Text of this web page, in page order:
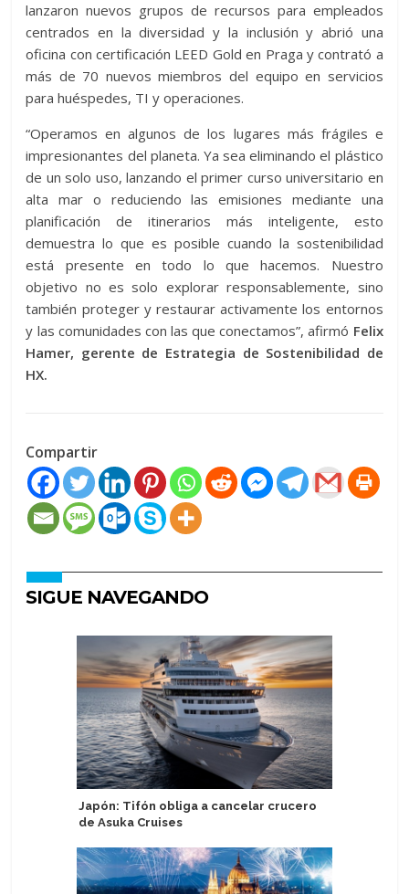
lanzaron nuevos grupos de recursos para empleados
centrados en la diversidad y la inclusión y abrió una
oficina con certificación LEED Gold en Praga y contrató a
más de 70 nuevos miembros del equipo en servicios
para huéspedes, TI y operaciones.
“Operamos en algunos de los lugares más frágiles e
impresionantes del planeta. Ya sea eliminando el plástico
de un solo uso, lanzando el primer curso universitario en
alta mar o reduciendo las emisiones mediante una
planificación de itinerarios más inteligente, esto
demuestra lo que es posible cuando la sostenibilidad
está presente en todo lo que hacemos. Nuestro
objetivo no es solo explorar responsablemente, sino
también proteger y restaurar activamente los entornos
y las comunidades con las que conectamos”, afirmó Felix
Hamer, gerente de Estrategia de Sostenibilidad de
HX.
Compartir
SIGUE NAVEGANDO
Japón: Tifón obliga a cancelar crucero
de Asuka Cruises